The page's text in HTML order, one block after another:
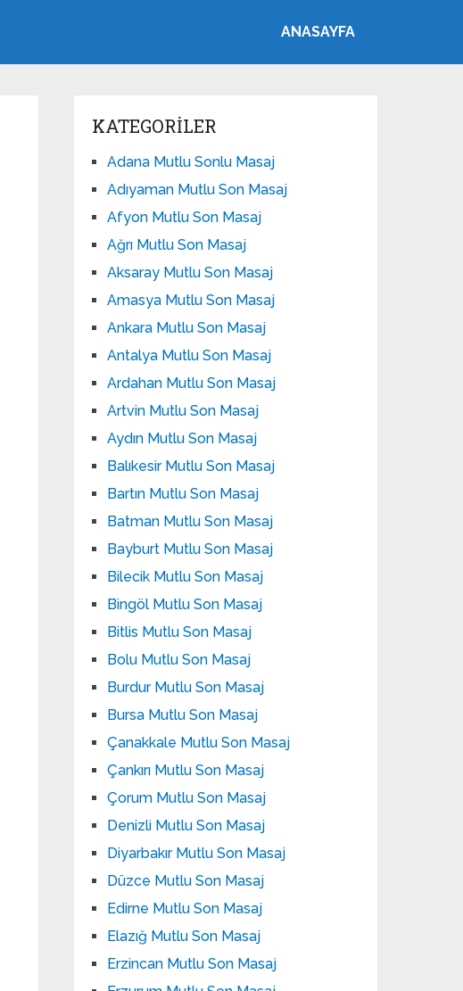
ANASAYFA
KATEGORILER
Adana Mutlu Sonlu Masaj
Adıyaman Mutlu Son Masaj
Afyon Mutlu Son Masaj
Ağrı Mutlu Son Masaj
Aksaray Mutlu Son Masaj
Amasya Mutlu Son Masaj
Ankara Mutlu Son Masaj
Antalya Mutlu Son Masaj
Ardahan Mutlu Son Masaj
Artvin Mutlu Son Masaj
Aydın Mutlu Son Masaj
Balıkesir Mutlu Son Masaj
Bartın Mutlu Son Masaj
Batman Mutlu Son Masaj
Bayburt Mutlu Son Masaj
Bilecik Mutlu Son Masaj
Bingöl Mutlu Son Masaj
Bitlis Mutlu Son Masaj
Bolu Mutlu Son Masaj
Burdur Mutlu Son Masaj
Bursa Mutlu Son Masaj
Çanakkale Mutlu Son Masaj
Çankırı Mutlu Son Masaj
Çorum Mutlu Son Masaj
Denizli Mutlu Son Masaj
Diyarbakır Mutlu Son Masaj
Düzce Mutlu Son Masaj
Edirne Mutlu Son Masaj
Elazığ Mutlu Son Masaj
Erzincan Mutlu Son Masaj